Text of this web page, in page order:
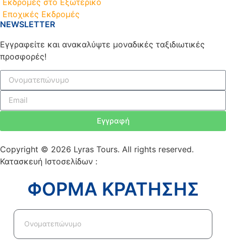
Εκδρομές στο Εξωτερικό
Εποχικές Εκδρομές
NEWSLETTER
Εγγραφείτε και ανακαλύψτε μοναδικές ταξιδιωτικές
προσφορές!
Εγγραφή
Copyright © 2026 Lyras Tours. All rights reserved.
Κατασκευή Ιστοσελίδων :
ΦΟΡΜΑ ΚΡΑΤΗΣΗΣ